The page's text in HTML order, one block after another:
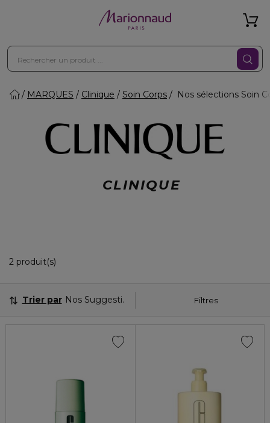
MARQUES Clinique Soin Corps Nos sélections Soin
CLINIQUE
2 produit(s)
Filtres
Trier par Nos Suggestions